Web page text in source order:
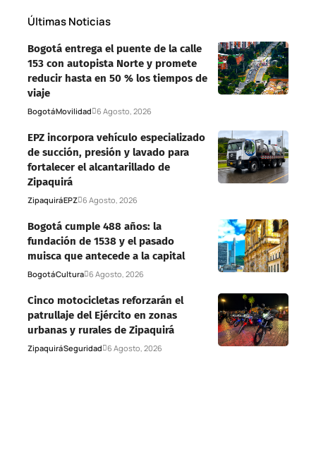
Últimas Noticias
Bogotá entrega el puente de la calle
153 con autopista Norte y promete
reducir hasta en 50 % los tiempos de
viaje
BogotáMovilidad 6 Agosto, 2026
EPZ incorpora vehículo especializado
de succión, presión y lavado para
fortalecer el alcantarillado de
Zipaquirá
ZipaquiráEPZ 6 Agosto, 2026
Bogotá cumple 488 años: la
fundación de 1538 y el pasado
muisca que antecede a la capital
BogotáCultura 6 Agosto, 2026
Cinco motocicletas reforzarán el
patrullaje del Ejército en zonas
urbanas y rurales de Zipaquirá
ZipaquiráSeguridad 6 Agosto, 2026